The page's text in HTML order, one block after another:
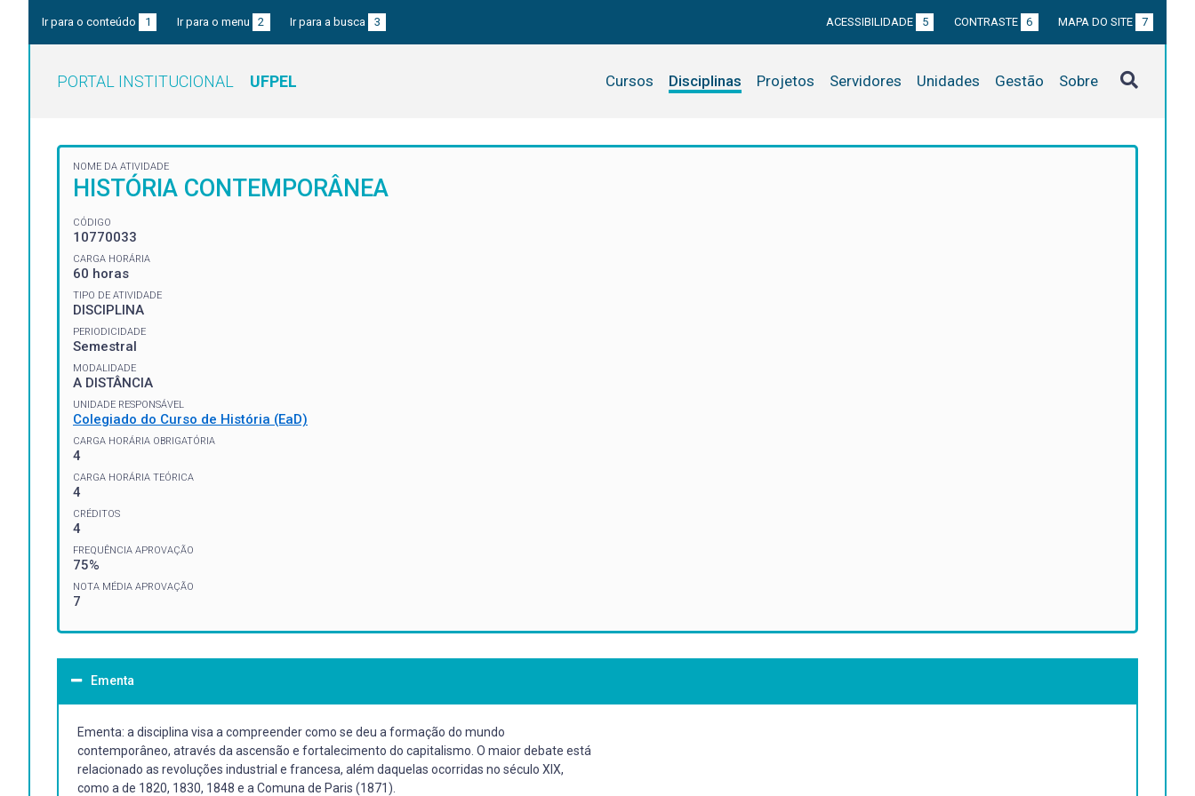
Ir para o conteúdo 1 Ir para o menu 2 Ir para a busca 3 ACESSIBILIDADE 5 CONTRASTE 6 MAPA DO SITE 7
PORTAL INSTITUCIONAL UFPEL Cursos Disciplinas Projetos Servidores Unidades Gestão Sobre
NOME DA ATIVIDADE
HISTÓRIA CONTEMPORÂNEA
CÓDIGO
10770033
CARGA HORÁRIA
60 horas
TIPO DE ATIVIDADE
DISCIPLINA
PERIODICIDADE
Semestral
MODALIDADE
A DISTÂNCIA
UNIDADE RESPONSÁVEL
Colegiado do Curso de História (EaD)
CARGA HORÁRIA OBRIGATÓRIA
4
CARGA HORÁRIA TEÓRICA
4
CRÉDITOS
4
FREQUÊNCIA APROVAÇÃO
75%
NOTA MÉDIA APROVAÇÃO
7
Ementa
Ementa: a disciplina visa a compreender como se deu a formação do mundo
contemporâneo, através da ascensão e fortalecimento do capitalismo. O maior debate está
relacionado as revoluções industrial e francesa, além daquelas ocorridas no século XIX,
como a de 1820, 1830, 1848 e a Comuna de Paris (1871).